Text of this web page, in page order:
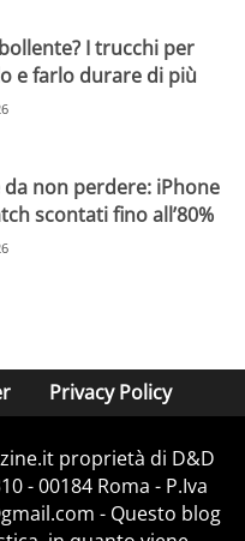
I trucchi per
e farlo durare di più
da non perdere: iPhone
scontati fino all’80%
Privacy Policy
proprietà di D&D
- 00184 Roma - P.Iva
- Questo blog